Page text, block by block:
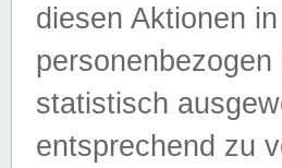
diesen Aktionen
statistisch
entsprechend zu